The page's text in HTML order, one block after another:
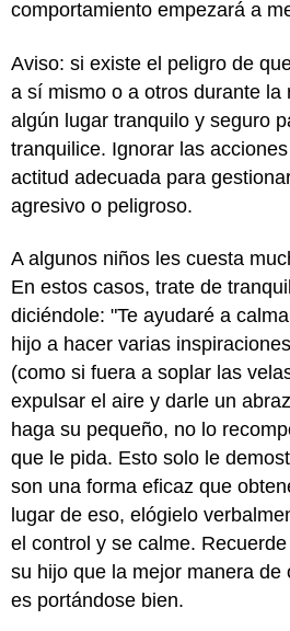
comportamiento empezará a
Aviso: si existe el peligro de
a sí mismo o a otros durante la
algún lugar tranquilo y seguro
tranquilice. Ignorar las
actitud adecuada para
agresivo o peligroso.
A algunos niños les cuesta
En estos casos, trate de
diciéndole: "Te ayudaré a
hijo a hacer varias
(como si fuera a soplar las
expulsar el aire y darle un
haga su pequeño, no lo
que le pida. Esto solo le
son una forma eficaz que
lugar de eso, elógielo
el control y se calme.
su hijo que la mejor manera de
es portándose bien.